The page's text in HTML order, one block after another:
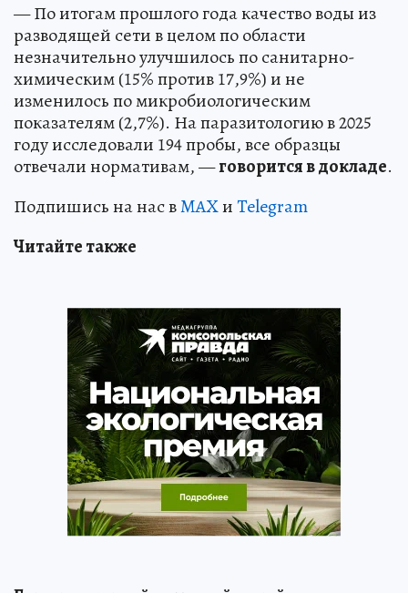
— По итогам прошлого года качество воды из
разводящей сети в целом по области
незначительно улучшилось по санитарно-
химическим (15% против 17,9%) и не
изменилось по микробиологическим
показателям (2,7%). На паразитологию в 2025
году исследовали 194 пробы, все образцы
отвечали нормативам, —говорится в докладе.
Подпишись на нас вMAXиTelegram
Читайте также